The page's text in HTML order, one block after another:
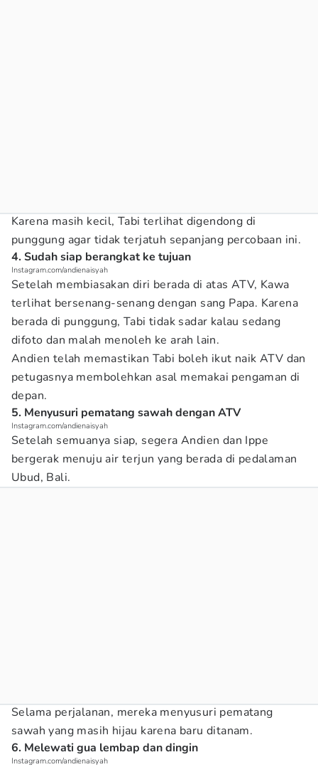
Karena masih kecil, Tabi terlihat digendong di
punggung agar tidak terjatuh sepanjang percobaan ini.
4. Sudah siap berangkat ke tujuan
Instagram.com/andienaisyah
Setelah membiasakan diri berada di atas ATV, Kawa
terlihat bersenang-senang dengan sang Papa. Karena
berada di punggung, Tabi tidak sadar kalau sedang
difoto dan malah menoleh ke arah lain.
Andien telah memastikan Tabi boleh ikut naik ATV dan
petugasnya membolehkan asal memakai pengaman di
depan.
5. Menyusuri pematang sawah dengan ATV
Instagram.com/andienaisyah
Setelah semuanya siap, segera Andien dan Ippe
bergerak menuju air terjun yang berada di pedalaman
Ubud, Bali.
Selama perjalanan, mereka menyusuri pematang
sawah yang masih hijau karena baru ditanam.
6. Melewati gua lembap dan dingin
Instagram.com/andienaisyah